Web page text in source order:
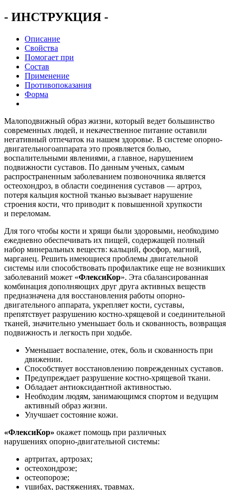
- ИНСТРУКЦИЯ -
Описание
Свойства
Помогает при
Состав
Применение
Противопоказания
Форма
Малоподвижный образ жизни, который ведет большинство
современных людей, и некачественное питание оставили
негативный отпечаток на нашем здоровье. В системе опорно-
двигательногоаппарата это проявляется болью,
воспалительными явлениями, а главное, нарушением
подвижности суставов. По данным ученых, самым
распространенным заболеванием позвоночника является
остеохондроз, в области соединения суставов — артроз,
потеря кальция костной тканью вызывает нарушение
строения кости, что приводит к повышенной хрупкости
и переломам.
Для того чтобы кости и хрящи были здоровыми, необходимо
ежедневно обеспечивать их пищей, содержащей полный
набор минеральных веществ: кальций, фосфор, магний,
марганец. Решить имеющиеся проблемы двигательной
системы или способствовать профилактике еще не возникших
заболеваний может «ФлексиКор». Эта сбалансированная
комбинация дополняющих друг друга активных веществ
предназначена для восстановления работы опорно-
двигательного аппарата, укрепляет кости, суставы,
препятствует разрушению костно-хрящевой и соединительной
тканей, значительно уменьшает боль и скованность, возвращая
подвижность и легкость при ходьбе.
Уменьшает воспаление, отек, боль и скованность при
движении.
Способствует восстановлению поврежденных суставов.
Предупреждает разрушение костно-хрящевой ткани.
Обладает антиоксидантной активностью.
Необходим людям, занимающимся спортом и ведущим
активный образ жизни.
Улучшает состояние кожи.
«ФлексиКор» окажет помощь при различных
нарушениях опорно-двигательной системы:
артритах, артрозах;
остеохондрозе;
остеопорозе;
ушибах, растяжениях, травмах.